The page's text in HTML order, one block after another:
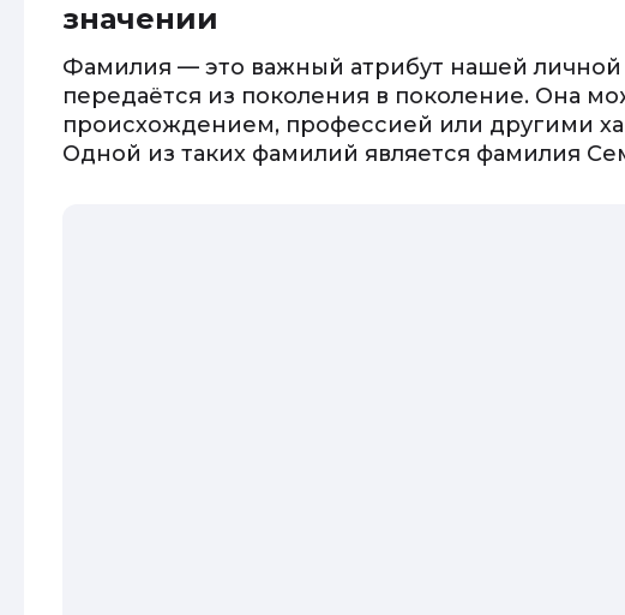
значении
Фамилия — это важный атрибут нашей
передаётся из поколения в поколение. Она
происхождением, профессией или другими
Одной из таких фамилий является фамилия